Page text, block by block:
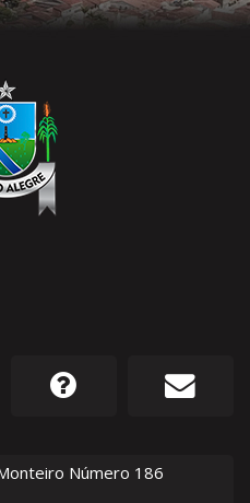
Número 186